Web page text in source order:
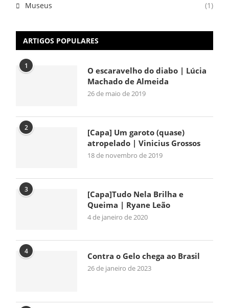
Museus (1)
ARTIGOS POPULARES
1
O escaravelho do diabo | Lúcia
Machado de Almeida
26 de maio de 2019
2
[Capa] Um garoto (quase)
atropelado | Vinicius Grossos
18 de novembro de 2019
3
[Capa]Tudo Nela Brilha e
Queima | Ryane Leão
4 de janeiro de 2020
4 Contra o Gelo chega ao Brasil
26 de janeiro de 2023